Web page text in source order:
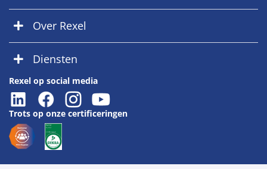
Over Rexel
Diensten
Rexel op social media
Trots op onze certificeringen